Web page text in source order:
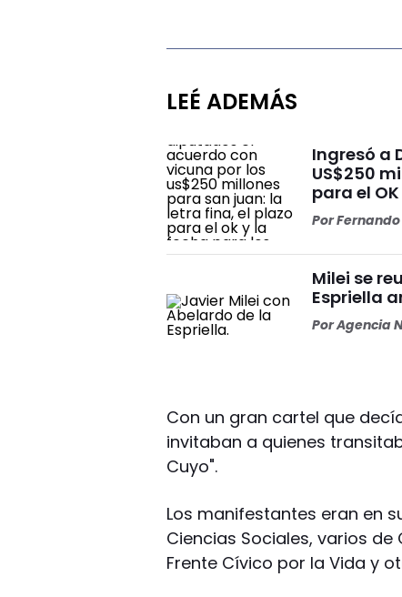
LEÉ ADEMÁS
Ingresó a
US$250
para el
Por
Milei se
Espriella
PorAgencia
Con un gran cartel que
invitaban a quienes
Cuyo".
Los manifestantes eran en
Ciencias Sociales, varios
Frente Cívico por la Vida y